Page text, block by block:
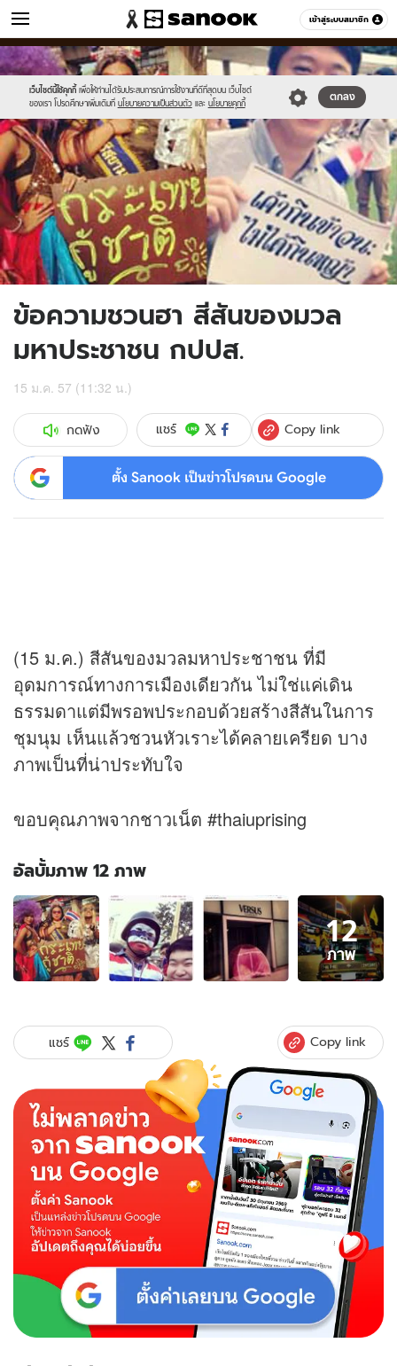
เข้าสู่ระบบสมาชิก
ข่าว หมวดอื่นๆ
เว็บไซต์นี้ใช้คุกกี้ เพื่อให้ท่านได้รับประสบการณ์การใช้งานที่ดีที่สุดบน เว็บไซต์
ของเรา โปรดศึกษาเพิ่มเติมที่ นโยบายความเป็นส่วนตัว และ นโยบายคุกกี้
ตกลง
Sanook
//s.isanook.com/sr/0/images/logo-
new-
sanook.png
600
60
//s.isanook.com/ns/0/ud/279/1395205/3-
-
copy.jpg
ข้อความชวนฮา สีสันของมวล
มหาประชาชน กปปส.
15 ม.ค. 57 (11:32 น.)
กดฟัง แชร์ Copy link
ตั้ง Sanook เป็นข่าวโปรดบน Google
(15 ม.ค.) สีสันของมวลมหาประชาชน ที่มี
อุดมการณ์ทางการเมืองเดียวกัน ไม่ใช่แค่เดิน
ธรรมดาแต่มีพรอพประกอบด้วยสร้างสีสันในการ
ชุมนุม เห็นแล้วชวนหัวเราะได้คลายเครียด บาง
ภาพเป็นที่น่าประทับใจ
ขอบคุณภาพจากชาวเน็ต #thaiuprising
อัลบั้มภาพ 12 ภาพ
อัลบั้ม
ภาพ
12
ภาพ
ของ
ฮา
สีสัน
มวล
มหา
ประชาชน
กปปส.
12
ภาพ
แชร์ Copy link